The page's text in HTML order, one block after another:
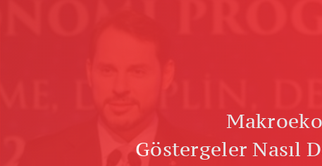
Göstergeler Nasıl